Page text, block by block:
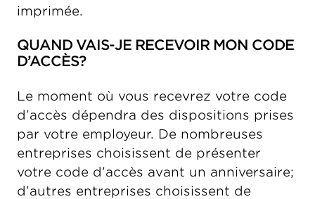
imprimée.
QUAND VAIS-JE RECEVOIR MON CODE
D’ACCÈS?
Le moment où vous recevrez votre code
d’accès dépendra des dispositions prises
par votre employeur. De nombreuses
entreprises choisissent de présenter
votre code d’accès avant un anniversaire;
d’autres entreprises choisissent de